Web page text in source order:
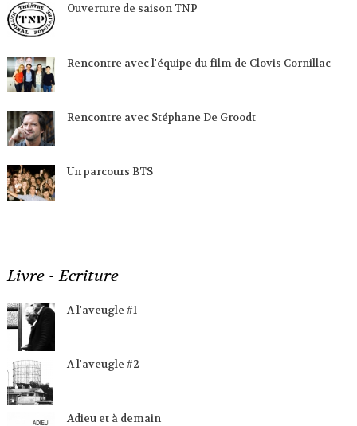
Ouverture de saison TNP
Rencontre avec l'équipe du film de Clovis Cornillac
Rencontre avec Stéphane De Groodt
Un parcours BTS
Livre - Ecriture
A l'aveugle #1
A l'aveugle #2
Adieu et à demain